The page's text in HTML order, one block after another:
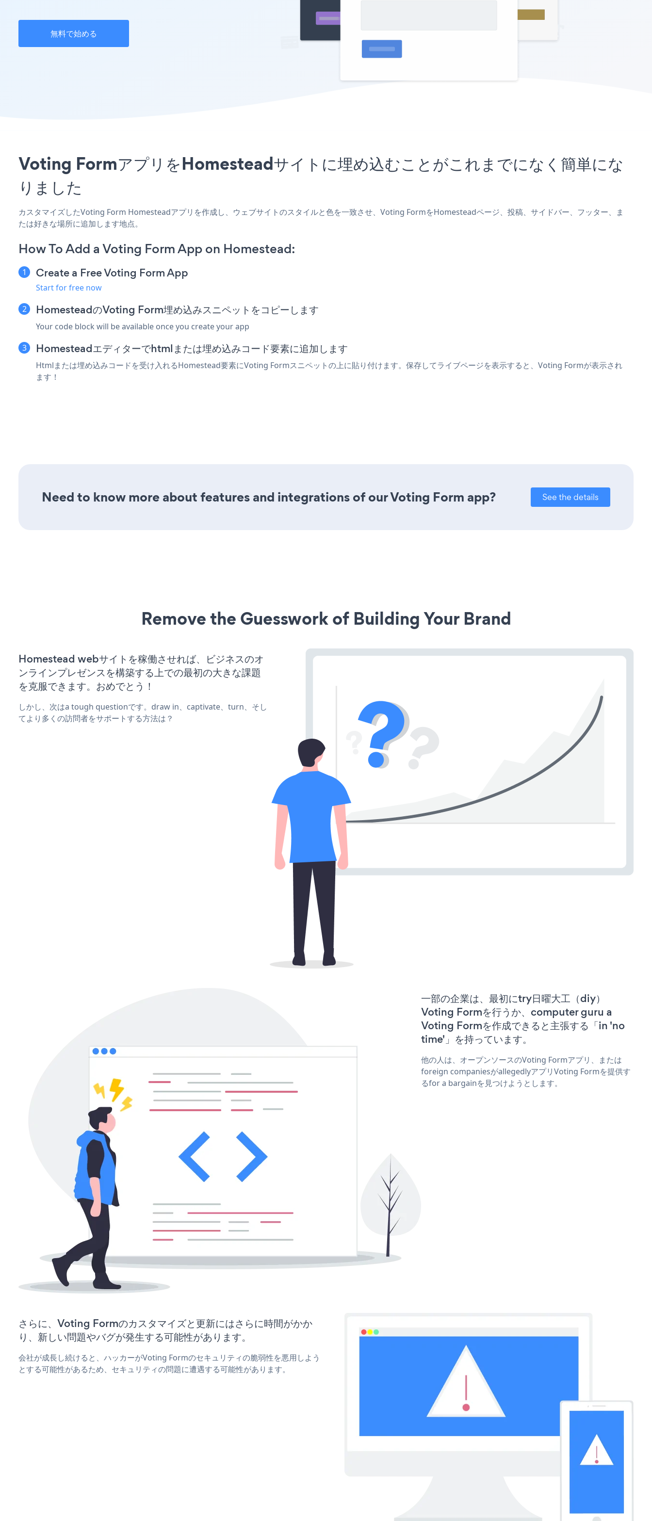
無料で始める
Voting FormアプリをHomesteadサイトに埋め込むことがこれまでになく簡単にな
りました
カスタマイズしたVoting Form Homesteadアプリを作成し、ウェブサイトのスタイルと色を一致させ、Voting FormをHomesteadページ、投稿、サイドバー、フッター、ま
たは好きな場所に追加します地点。
How To Add a Voting Form App on Homestead:
Create a Free Voting Form App
Start for free now
HomesteadのVoting Form埋め込みスニペットをコピーします
Your code block will be available once you create your app
Homesteadエディターでhtmlまたは埋め込みコード要素に追加します
Htmlまたは埋め込みコードを受け入れるHomestead要素にVoting Formスニペットの上に貼り付けます。保存してライブページを表示すると、Voting Formが表示され
ます！
Need to know more about features and integrations of our Voting Form app? See the details
Remove the Guesswork of Building Your Brand
Homestead webサイトを稼働させれば、ビジネスのオ
ンラインプレゼンスを構築する上での最初の大きな課題
を克服できます。おめでとう！
しかし、次はa tough questionです。draw in、captivate、turn、そし
てより多くの訪問者をサポートする方法は？
一部の企業は、最初にtry日曜大工（diy）
Voting Formを行うか、computer guru a
Voting Formを作成できると主張する「in 'no
time'」を持っています。
他の人は、オープンソースのVoting Formアプリ、または
foreign companiesがallegedlyアプリVoting Formを提供す
るfor a bargainを見つけようとします。
さらに、Voting Formのカスタマイズと更新にはさらに時間がかか
り、新しい問題やバグが発生する可能性があります。
会社が成長し続けると、ハッカーがVoting Formのセキュリティの脆弱性を悪用しよう
とする可能性があるため、セキュリティの問題に遭遇する可能性があります。